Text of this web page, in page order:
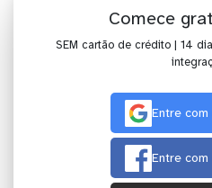
Comece
SEM cartão de crédito | 14
Entre
Entre